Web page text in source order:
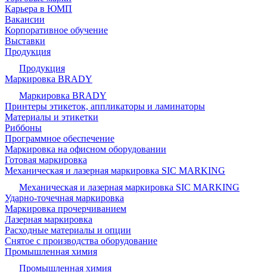
Карьера в ЮМП
Вакансии
Корпоративное обучение
Выставки
Продукция
Продукция
Маркировка BRADY
Маркировка BRADY
Принтеры этикеток, аппликаторы и ламинаторы
Материалы и этикетки
Риббоны
Программное обеспечение
Маркировка на офисном оборудовании
Готовая маркировка
Механическая и лазерная маркировка SIC MARKING
Механическая и лазерная маркировка SIC MARKING
Ударно-точечная маркировка
Маркировка прочерчиванием
Лазерная маркировка
Расходные материалы и опции
Снятое с производства оборудование
Промышленная химия
Промышленная химия